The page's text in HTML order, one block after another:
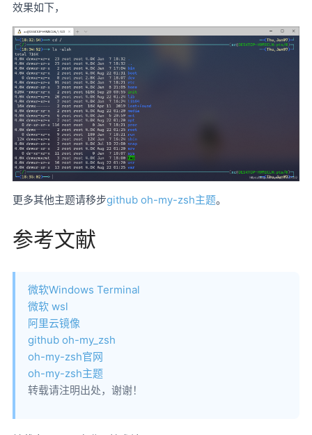
效果如下，
更多其他主题请移步github oh-my-zsh主题。
参考文献
微软Windows Terminal
微软 wsl
阿里云镜像
github oh-my_zsh
oh-my-zsh官网
oh-my-zsh主题
转载请注明出处，谢谢！